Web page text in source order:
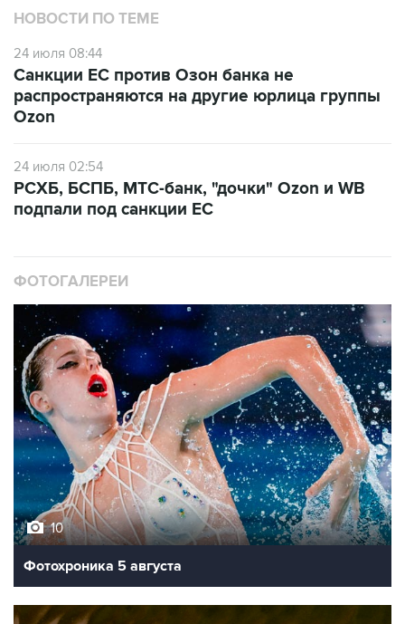
НОВОСТИ ПО ТЕМЕ
24 июля 08:44
Санкции ЕС против Озон банка не
распространяются на другие юрлица группы
Ozon
24 июля 02:54
РСХБ, БСПБ, МТС-банк, "дочки" Ozon и WB
подпали под санкции ЕС
ФОТОГАЛЕРЕИ
10
Фотохроника 5 августа